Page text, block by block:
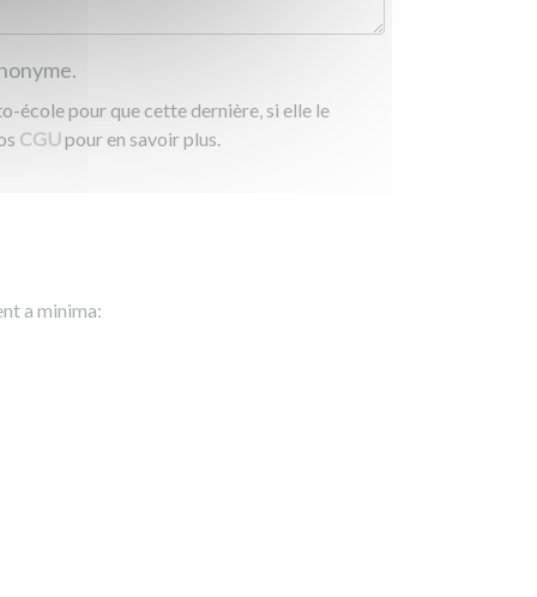
école pour que cette dernière, si elle le
CGUpour en savoir plus.
a minima: